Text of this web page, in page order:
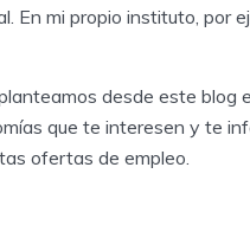
En mi propio instituto, por
desde este blog
que te interesen y te
ofertas de empleo.